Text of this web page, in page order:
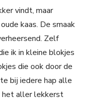
vindt, maar
kaas. De smaak
Zelf
ik in kleine blokjes
die ook door de
bij iedere hap alle
het aller lekkerst